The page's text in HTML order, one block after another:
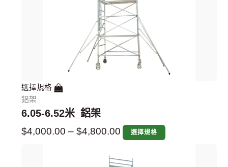
選擇規格
鋁架
6.05-6.52米_鋁架
$4,000.00 – $4,800.00 選擇規格